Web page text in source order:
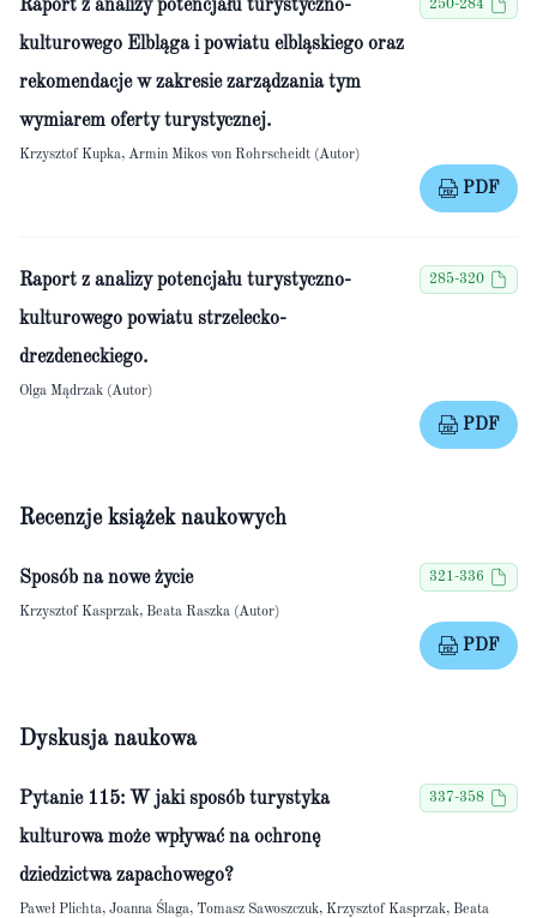
Raport z analizy potencjału turystyczno-
kulturowego Elbląga i powiatu elbląskiego oraz
rekomendacje w zakresie zarządzania tym
wymiarem oferty turystycznej.
250-284
Krzysztof Kupka, Armin Mikos von Rohrscheidt (Autor)
PDF
Raport z analizy potencjału turystyczno-
kulturowego powiatu strzelecko-
drezdeneckiego.
285-320
Olga Mądrzak (Autor)
PDF
Recenzje książek naukowych
Sposób na nowe życie 321-336
Krzysztof Kasprzak, Beata Raszka (Autor)
PDF
Dyskusja naukowa
Pytanie 115: W jaki sposób turystyka
kulturowa może wpływać na ochronę
dziedzictwa zapachowego?
337-358
Paweł Plichta, Joanna Ślaga, Tomasz Sawoszczuk, Krzysztof Kasprzak, Beata